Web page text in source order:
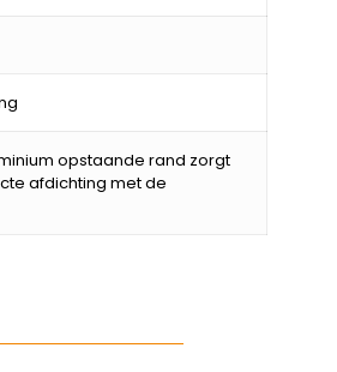
opstaande rand zorgt
afdichting met de